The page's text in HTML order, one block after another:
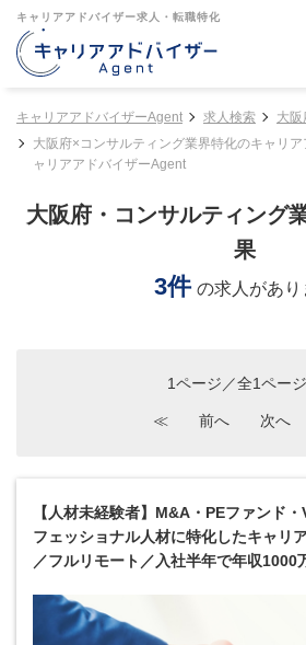
キャリアアドバイザー求人・転職特化
キャリアアドバイザーAgent 求人検索
大
大阪府×コンサルティング業界特化のキャリ
ャリアアドバイザーAgent
大阪府・コンサルティング
果
3件 の求人があり
1ページ／全1ペー
≪ 前へ 次へ
【人材未経験者】M&A・PEファンド
フェッショナル人材に特化したキャリ
／フルリモート／入社半年で年収1000